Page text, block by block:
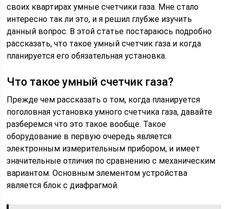
своих квартирах умные счетчики газа. Мне стало
интересно так ли это, и я решил глубже изучить
данный вопрос. В этой статье постараюсь подробно
рассказать, что такое умный счетчик газа и когда
планируется его обязательная установка.
Что такое умный счетчик газа?
Прежде чем рассказать о том, когда планируется
поголовная установка умного счетчика газа, давайте
разберемся что это такое вообще. Такое
оборудование в первую очередь является
электронным измерительным прибором, и имеет
значительные отличия по сравнению с механическим
вариантом. Основным элементом устройства
является блок с диафрагмой.